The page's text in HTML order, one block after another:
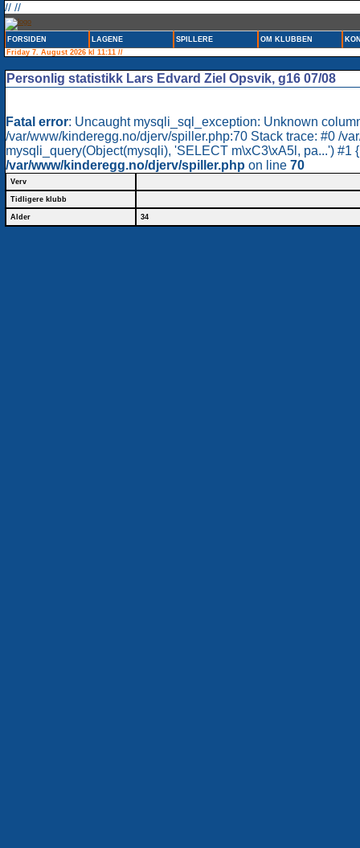
// //
FORSIDEN LAGENE SPILLERE OM KLUBBEN
Friday 7. August 2026 kl 11:11 //
Personlig statistikk Lars Edvard Ziel Opsvik, g16 07/08
Fatal error: Uncaught mysqli_sql_exception: Unknown
/var/www/kinderegg.no/djerv/spiller.php:70 Stack trace: #0 /
mysqli_query(Object(mysqli), 'SELECT m\xC3\xA5l, pa...') #1
/var/www/kinderegg.no/djerv/spiller.php on line 70
Verv
Tidligere klubb
Alder 34